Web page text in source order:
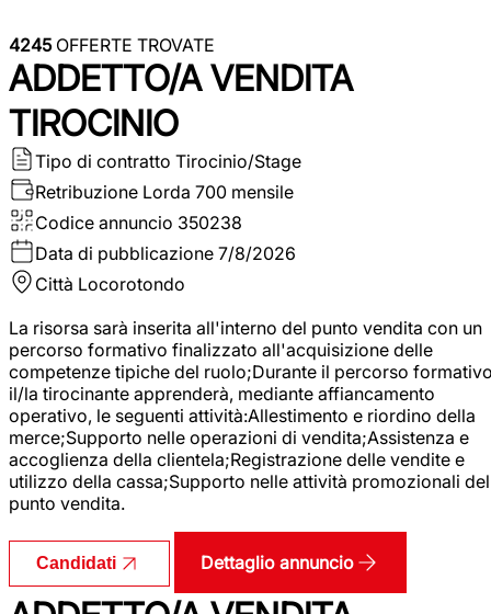
4245OFFERTE TROVATE
ADDETTO/A VENDITA
TIROCINIO
Tipo di contratto Tirocinio/Stage
Retribuzione Lorda 700 mensile
Codice annuncio 350238
Data di pubblicazione 7/8/2026
Città Locorotondo
La risorsa sarà inserita all'interno del punto vendita con un
percorso formativo finalizzato all'acquisizione delle
competenze tipiche del ruolo;Durante il percorso
il/la tirocinante apprenderà, mediante affiancamento
operativo, le seguenti attività:Allestimento e riordino della
merce;Supporto nelle operazioni di vendita;Assistenza e
accoglienza della clientela;Registrazione delle vendite e
utilizzo della cassa;Supporto nelle attività promozionali del
punto vendita.
Candidati Dettaglio annuncio